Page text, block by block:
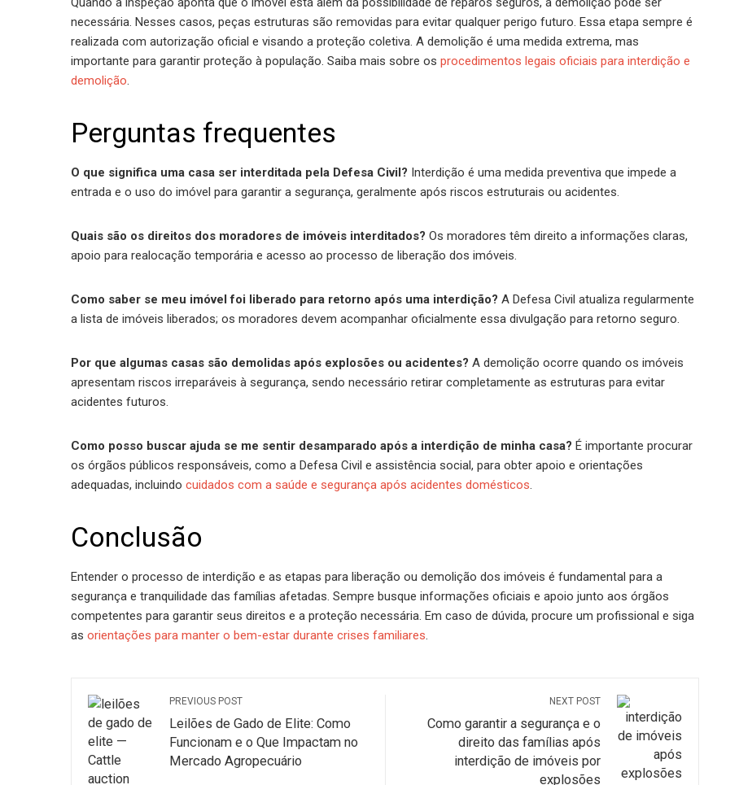
necessária. Nesses casos, peças estruturas são removidas para evitar qualquer perigo futuro. Essa etapa sempre é
realizada com autorização oficial e visando a proteção coletiva. A demolição é uma medida extrema, mas
importante para garantir proteção à população. Saiba mais sobre os procedimentos legais oficiais para interdição e
demolição.
Perguntas frequentes
O que significa uma casa ser interditada pela Defesa Civil? Interdição é uma medida preventiva que impede a
entrada e o uso do imóvel para garantir a segurança, geralmente após riscos estruturais ou acidentes.
Quais são os direitos dos moradores de imóveis interditados? Os moradores têm direito a informações claras,
apoio para realocação temporária e acesso ao processo de liberação dos imóveis.
Como saber se meu imóvel foi liberado para retorno após uma interdição? A Defesa Civil atualiza regularmente
a lista de imóveis liberados; os moradores devem acompanhar oficialmente essa divulgação para retorno seguro.
Por que algumas casas são demolidas após explosões ou acidentes? A demolição ocorre quando os imóveis
apresentam riscos irreparáveis à segurança, sendo necessário retirar completamente as estruturas para evitar
acidentes futuros.
Como posso buscar ajuda se me sentir desamparado após a interdição de minha casa? É importante procurar
os órgãos públicos responsáveis, como a Defesa Civil e assistência social, para obter apoio e orientações
adequadas, incluindo cuidados com a saúde e segurança após acidentes domésticos.
Conclusão
Entender o processo de interdição e as etapas para liberação ou demolição dos imóveis é fundamental para a
segurança e tranquilidade das famílias afetadas. Sempre busque informações oficiais e apoio junto aos órgãos
competentes para garantir seus direitos e a proteção necessária. Em caso de dúvida, procure um profissional e siga
as orientações para manter o bem-estar durante crises familiares.
PREVIOUS POST
Leilões de Gado de Elite: Como
Funcionam e o Que Impactam no
Mercado Agropecuário
NEXT POST
Como garantir a segurança e o
direito das famílias após
interdição de imóveis por
explosões